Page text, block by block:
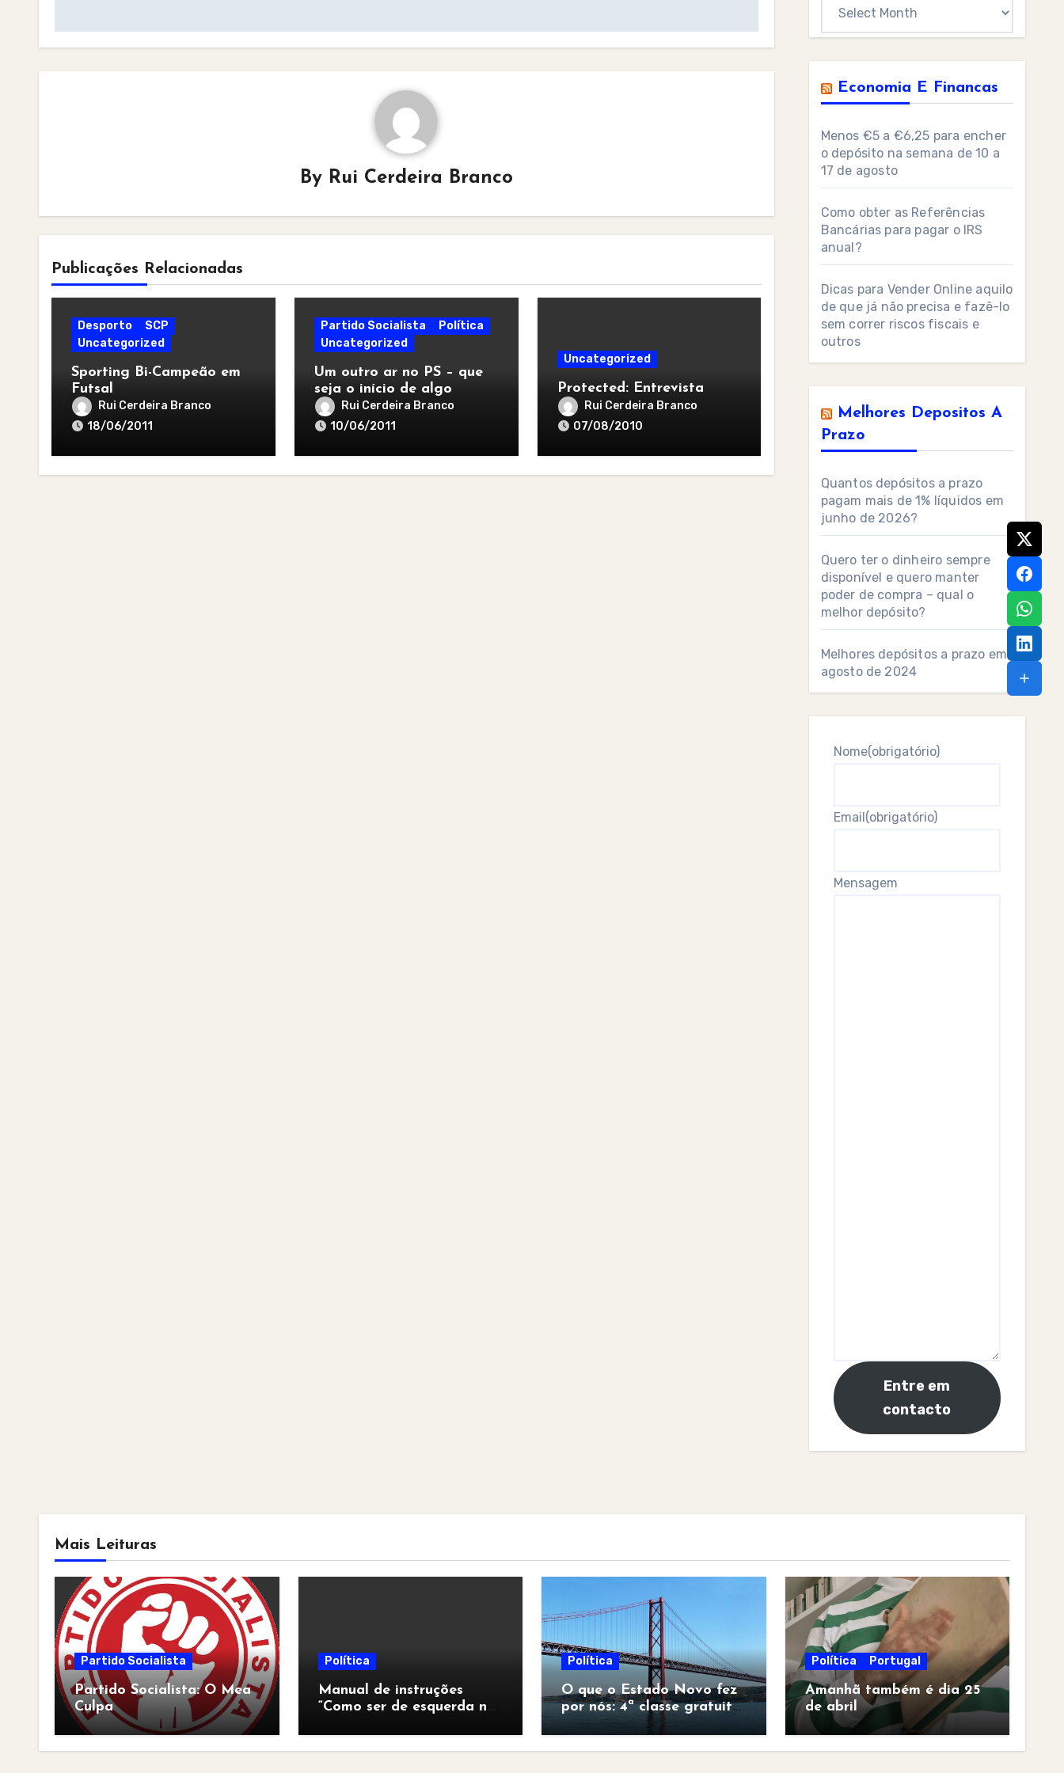
By Rui Cerdeira Branco
Publicações Relacionadas
Desporto
SCP
Uncategorized
Sporting Bi-Campeão em
Futsal
Rui Cerdeira Branco
18/06/2011
Partido Socialista
Política
Uncategorized
Um outro ar no PS – que
seja o início de algo
melhorRui Cerdeira Branco
10/06/2011
Uncategorized
Protected: Entrevista
Rui Cerdeira Branco
07/08/2010
Economia E Financas
Menos €5 a €6,25 para encher
o depósito na semana de 10 a
17 de agosto
Como obter as Referências
Bancárias para pagar o IRS
anual?
Dicas para Vender Online aquilo
de que já não precisa e fazê-lo
sem correr riscos fiscais e
outros
Melhores Depositos A
Prazo
Quantos depósitos a prazo
pagam mais de 1% líquidos em
junho de 2026?
Quero ter o dinheiro sempre
disponível e quero manter
poder de compra – qual o
melhor depósito?
Melhores depósitos a prazo em
agosto de 2024
Nome(obrigatório)
Email(obrigatório)
Mensagem
Entre em
contacto
Mais Leituras
Partido Socialista
Partido Socialista: O Mea
Culpa
Política
Manual de instruções
“Como ser de esquerda no
Política
O que o Estado Novo fez
por nós: 4ª classe gratuita
para todos
Política Portugal
Amanhã também é dia 25
de abril